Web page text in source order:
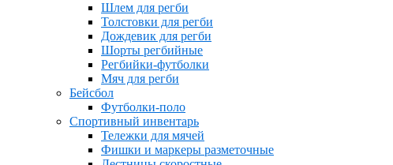
Шлем для регби
Толстовки для регби
Дождевик для регби
Шорты регбийные
Регбийки-футболки
Мяч для регби
Бейсбол
Футболки-поло
Спортивный инвентарь
Тележки для мячей
Фишки и маркеры разметочные